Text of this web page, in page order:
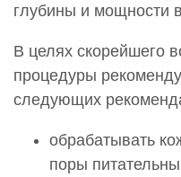
глубины и мощности
В целях скорейшего
процедуры
следующих
обрабатывать
поры